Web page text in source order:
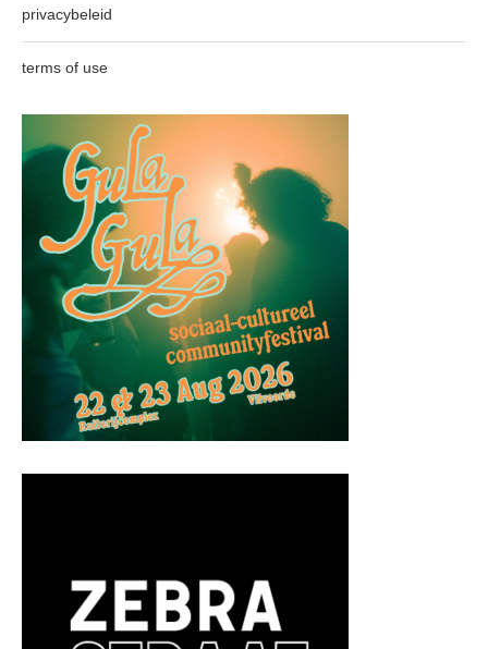
privacybeleid
terms of use